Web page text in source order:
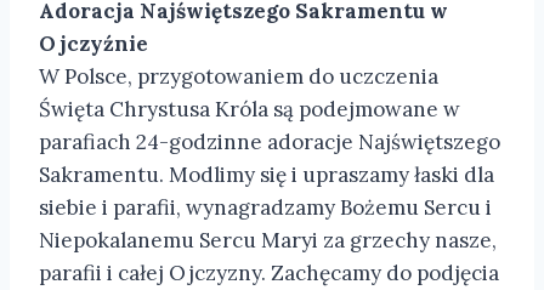
Adoracja Najświętszego Sakramentu w
Ojczyźnie
W Polsce, przygotowaniem do uczczenia
Święta Chrystusa Króla są podejmowane w
parafiach 24-godzinne adoracje Najświętszego
Sakramentu. Modlimy się i upraszamy łaski dla
siebie i parafii, wynagradzamy Bożemu Sercu i
Niepokalanemu Sercu Maryi za grzechy nasze,
parafii i całej Ojczyzny. Zachęcamy do podjęcia